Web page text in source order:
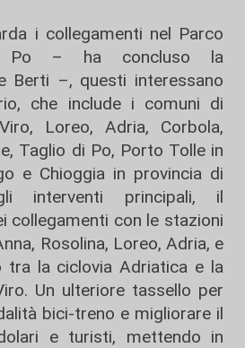
i collegamenti nel Parco
Po – ha concluso la
Berti –, questi interessano
che include i comuni di
Loreo, Adria, Corbola,
Taglio di Po, Porto Tolle in
e Chioggia in provincia di
interventi principali, il
collegamenti con le stazioni
Rosolina, Loreo, Adria, e
tra la ciclovia Adriatica e la
Un ulteriore tassello per
bici-treno e migliorare il
e turisti, mettendo in